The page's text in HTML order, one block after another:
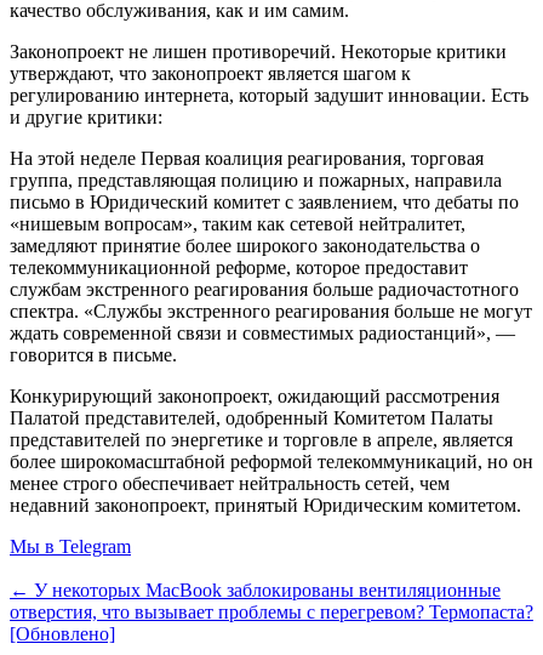
качество обслуживания, как и им самим.
Законопроект не лишен противоречий. Некоторые критики
утверждают, что законопроект является шагом к
регулированию интернета, который задушит инновации. Есть
и другие критики:
На этой неделе Первая коалиция реагирования, торговая
группа, представляющая полицию и пожарных, направила
письмо в Юридический комитет с заявлением, что дебаты по
«нишевым вопросам», таким как сетевой нейтралитет,
замедляют принятие более широкого законодательства о
телекоммуникационной реформе, которое предоставит
службам экстренного реагирования больше радиочастотного
спектра. «Службы экстренного реагирования больше не могут
ждать современной связи и совместимых радиостанций», —
говорится в письме.
Конкурирующий законопроект, ожидающий рассмотрения
Палатой представителей, одобренный Комитетом Палаты
представителей по энергетике и торговле в апреле, является
более широкомасштабной реформой телекоммуникаций, но он
менее строго обеспечивает нейтральность сетей, чем
недавний законопроект, принятый Юридическим комитетом.
Мы в Telegram
← У некоторых MacBook заблокированы вентиляционные
отверстия, что вызывает проблемы с перегревом? Термопаста?
[Обновлено]